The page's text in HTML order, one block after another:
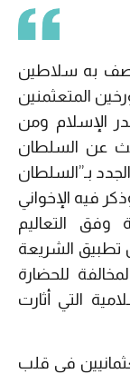
به سلاطين
المتعثمنين
الإسلام ومن
عن السلطان
بـ”السلطان
فيه الإخواني
وفق التعاليم
تطبيق الشريعة
للحضارة
التي أثارت
في قلب